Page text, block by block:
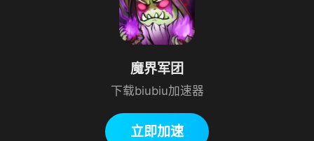
魔界军团
下载biubiu加速器
立即加速